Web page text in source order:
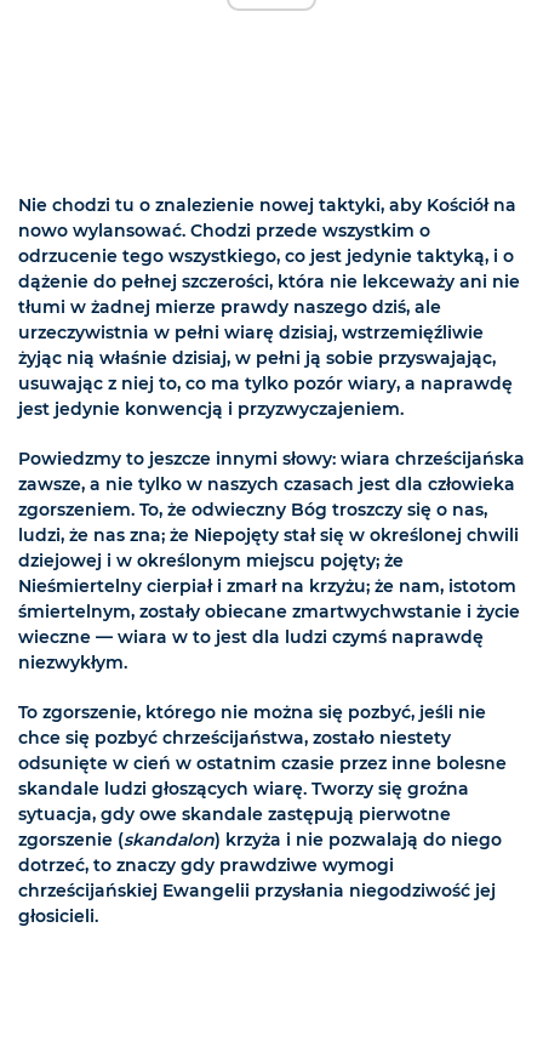
Nie chodzi tu o znalezienie nowej taktyki, aby Kościół na
nowo wylansować. Chodzi przede wszystkim o
odrzucenie tego wszystkiego, co jest jedynie taktyką, i o
dążenie do pełnej szczerości, która nie lekceważy ani nie
tłumi w żadnej mierze prawdy naszego dziś, ale
urzeczywistnia w pełni wiarę dzisiaj, wstrzemięźliwie
żyjąc nią właśnie dzisiaj, w pełni ją sobie przyswajając,
usuwając z niej to, co ma tylko pozór wiary, a naprawdę
jest jedynie konwencją i przyzwyczajeniem.
Powiedzmy to jeszcze innymi słowy: wiara chrześcijańska
zawsze, a nie tylko w naszych czasach jest dla człowieka
zgorszeniem. To, że odwieczny Bóg troszczy się o nas,
ludzi, że nas zna; że Niepojęty stał się w określonej chwili
dziejowej i w określonym miejscu pojęty; że
Nieśmiertelny cierpiał i zmarł na krzyżu; że nam, istotom
śmiertelnym, zostały obiecane zmartwychwstanie i życie
wieczne — wiara w to jest dla ludzi czymś naprawdę
niezwykłym.
To zgorszenie, którego nie można się pozbyć, jeśli nie
chce się pozbyć chrześcijaństwa, zostało niestety
odsunięte w cień w ostatnim czasie przez inne bolesne
skandale ludzi głoszących wiarę. Tworzy się groźna
sytuacja, gdy owe skandale zastępują pierwotne
zgorszenie (skandalon) krzyża i nie pozwalają do niego
dotrzeć, to znaczy gdy prawdziwe wymogi
chrześcijańskiej Ewangelii przysłania niegodziwość jej
głosicieli.